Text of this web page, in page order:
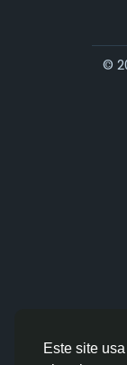
Este site
©